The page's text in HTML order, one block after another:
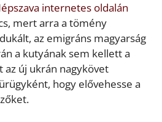
internetes oldalán
mert arra a tömény
az emigráns magyarság
a kutyának sem kellett a
az új ukrán nagykövet
hogy elővehesse a